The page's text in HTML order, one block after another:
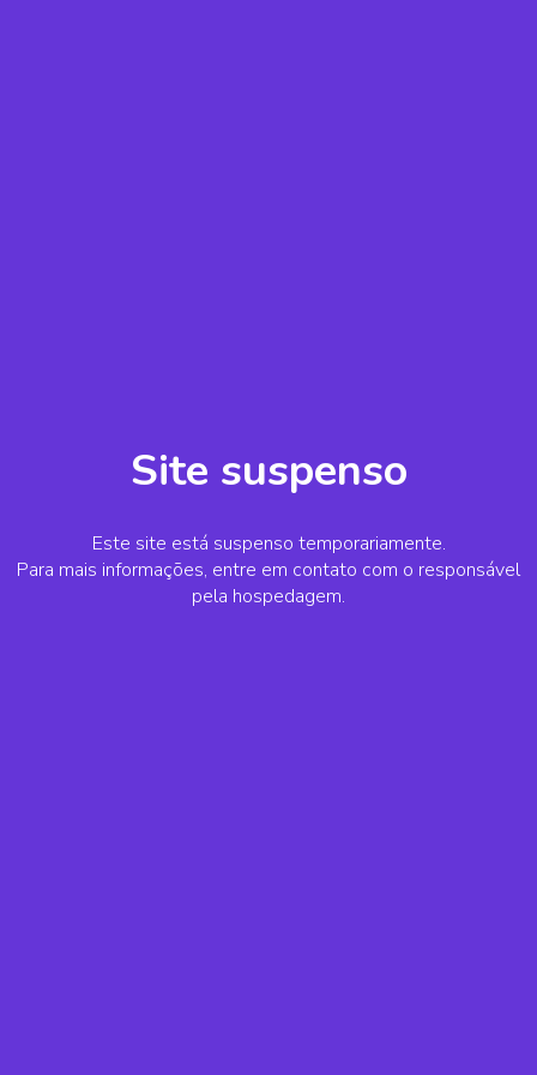
Site suspenso
Este site está suspenso temporariamente.
Para mais informações, entre em contato com o responsável
pela hospedagem.